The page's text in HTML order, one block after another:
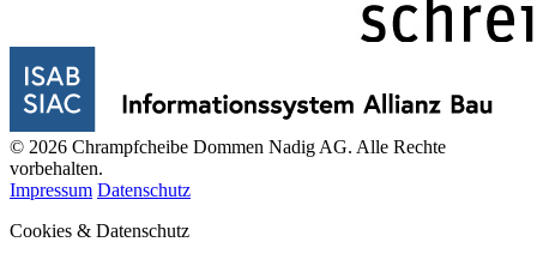
© 2026 Chrampfcheibe Dommen Nadig AG. Alle Rechte
vorbehalten.
Impressum Datenschutz
Cookies & Datenschutz